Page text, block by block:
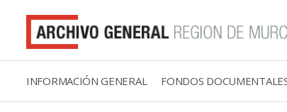
INFORMACIÓN GENERAL FONDOS